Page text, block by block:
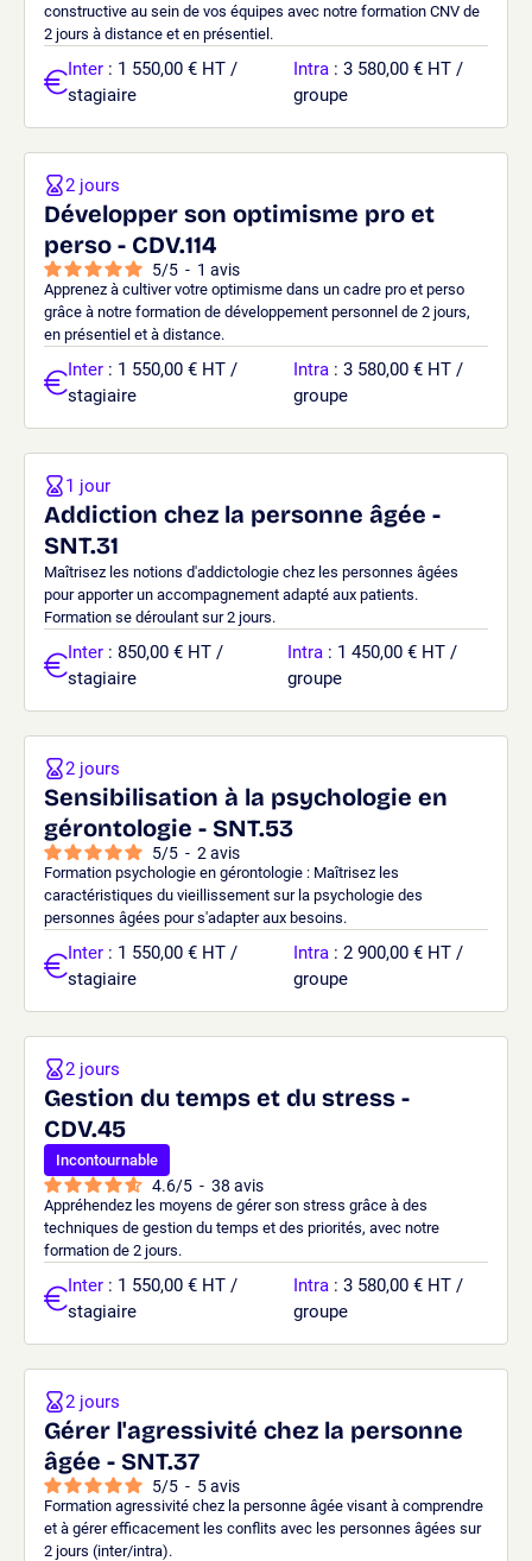
constructive au sein de vos équipes avec notre formation CNV de
2 jours à distance et en présentiel.
Inter : 1 550,00 € HT /
stagiaire
Intra : 3 580,00 € HT /
groupe
Développer son optimisme pro et
perso - CDV.114
5/5 - 1 avis
Apprenez à cultiver votre optimisme dans un cadre pro et perso
grâce à notre formation de développement personnel de 2 jours,
en présentiel et à distance.
2 jours
Inter : 1 550,00 € HT /
stagiaire
Intra : 3 580,00 € HT /
groupe
Addiction chez la personne âgée -
SNT.31
Maîtrisez les notions d'addictologie chez les personnes âgées
pour apporter un accompagnement adapté aux patients.
Formation se déroulant sur 2 jours.
1 jour
Inter : 850,00 € HT /
stagiaire
Intra : 1 450,00 € HT /
groupe
Sensibilisation à la psychologie en
gérontologie - SNT.53
5/5 - 2 avis
Formation psychologie en gérontologie : Maîtrisez les
caractéristiques du vieillissement sur la psychologie des
personnes âgées pour s'adapter aux besoins.
2 jours
Inter : 1 550,00 € HT /
stagiaire
Intra : 2 900,00 € HT /
groupe
Gestion du temps et du stress -
CDV.45
Incontournable
4.6/5 - 38 avis
Appréhendez les moyens de gérer son stress grâce à des
techniques de gestion du temps et des priorités, avec notre
formation de 2 jours.
2 jours
Inter : 1 550,00 € HT /
stagiaire
Intra : 3 580,00 € HT /
groupe
Gérer l'agressivité chez la personne
âgée - SNT.37
5/5 - 5avis
Formation agressivité chez la personne âgée visant à comprendre
et à gérer efficacement les conflits avec les personnes âgées sur
2 jours (inter/intra).
2 jours